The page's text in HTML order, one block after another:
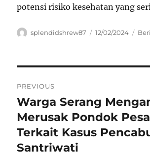
potensi risiko kesehatan yang
Author
splendidshrew87
Posted
12/02/2024
pos
PREVIOUS
Previous
post:
Warga Serang
Merusak Pondok
Terkait Kasus
Santriwati